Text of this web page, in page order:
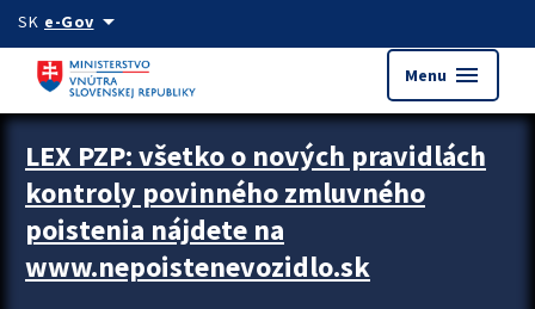
Preskocit na hlavný obsah
SK e-Govarrow_drop_down
Menu menu
Zastavit automatický posun upútavok
LEX PZP: všetko o nových pravidlách
kontroly povinného zmluvného
poistenia nájdete na
www.nepoistenevozidlo.sk